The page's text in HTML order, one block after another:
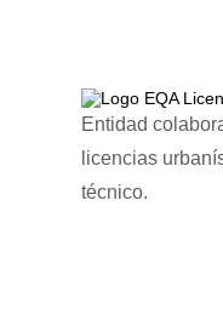
Entidad
licencias
técnico.